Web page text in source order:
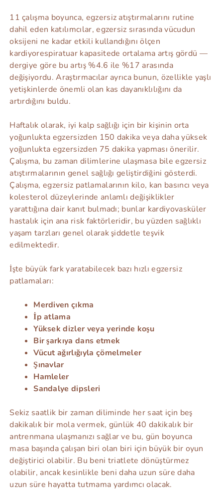
11 çalışma boyunca, egzersiz atıştırmalarını rutine
dahil eden katılımcılar, egzersiz sırasında vücudun
oksijeni ne kadar etkili kullandığını ölçen
kardiyorespiratuar kapasitede ortalama artış gördü —
dergiye göre bu artış %4.6 ile %17 arasında
değişiyordu. Araştırmacılar ayrıca bunun, özellikle yaşlı
yetişkinlerde önemli olan kas dayanıklılığını da
artırdığını buldu.
Haftalık olarak, iyi kalp sağlığı için bir kişinin orta
yoğunlukta egzersizden 150 dakika veya daha yüksek
yoğunlukta egzersizden 75 dakika yapması önerilir.
Çalışma, bu zaman dilimlerine ulaşmasa bile egzersiz
atıştırmalarının genel sağlığı geliştirdiğini gösterdi.
Çalışma, egzersiz patlamalarının kilo, kan basıncı veya
kolesterol düzeylerinde anlamlı değişiklikler
yarattığına dair kanıt bulmadı; bunlar kardiyovasküler
hastalık için ana risk faktörleridir, bu yüzden sağlıklı
yaşam tarzları genel olarak şiddetle teşvik
edilmektedir.
İşte büyük fark yaratabilecek bazı hızlı egzersiz
patlamaları:
Merdiven çıkma
İp atlama
Yüksek dizler veya yerinde koşu
Bir şarkıya dans etmek
Vücut ağırlığıyla çömelmeler
Şınavlar
Hamleler
Sandalye dipsleri
Sekiz saatlik bir zaman diliminde her saat için beş
dakikalık bir mola vermek, günlük 40 dakikalık bir
antrenmana ulaşmanızı sağlar ve bu, gün boyunca
masa başında çalışan biri olan biri için büyük bir oyun
değiştirici olabilir. Bu beni triatlete dönüştürmez
olabilir, ancak kesinlikle beni daha uzun süre daha
uzun süre hayatta tutmama yardımcı olacak.